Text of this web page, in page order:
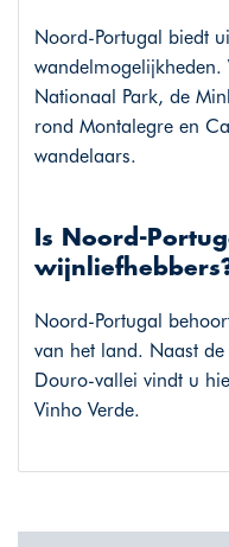
Noord-Portugal biedt
wandelmogelijkheden.
Nationaal Park, de
rond Montalegre en
wandelaars.
Is Noord-
Noord-Portugal
van het land. Naast
Douro-vallei vindt u
Vinho Verde.